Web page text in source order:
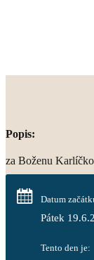
Popis:
za Boženu
Datum
Pátek
Tento den je: